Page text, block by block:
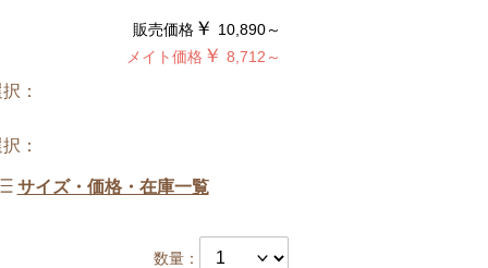
販売価格 ￥ 10,890～
メイト価格 ￥ 8,712～
：
：
サイズ・価格・在庫一覧
数量：